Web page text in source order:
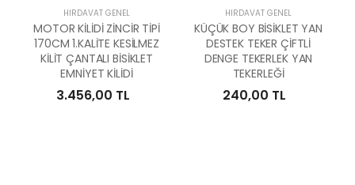
HIRDAVAT GENEL
MOTOR KİLİDİ ZİNCİR TİPİ
170CM 1.KALİTE KESİLMEZ
KİLİT ÇANTALI BİSİKLET
EMNİYET KİLİDİ
3.456,00 TL
HIRDAVAT GENEL
KÜÇÜK BOY BİSİKLET YAN
DESTEK TEKER ÇİFTLİ
DENGE TEKERLEK YAN
TEKERLEĞİ
240,00 TL